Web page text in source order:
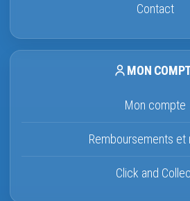
Contact
MON
Mon compte
Remboursements et
Click and